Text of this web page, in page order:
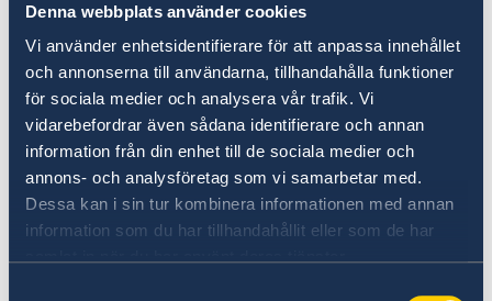
Denna webbplats använder cookies
Vi använder enhetsidentifierare för att anpassa innehållet
och annonserna till användarna, tillhandahålla funktioner
för sociala medier och analysera vår trafik. Vi
vidarebefordrar även sådana identifierare och annan
information från din enhet till de sociala medier och
annons- och analysföretag som vi samarbetar med.
Dessa kan i sin tur kombinera informationen med annan
information som du har tillhandahållit eller som de har
Kristi Himmelsfärd
6 juni
Nationaldagen
8 juni